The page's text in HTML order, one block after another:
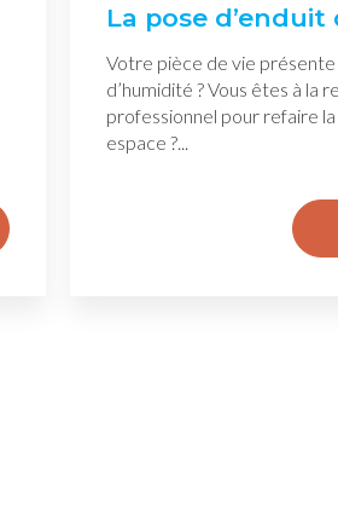
La pose
Votre pièce de vie
d’humidité ? Vous êtes à la
professionnel pour refaire
espace ?...